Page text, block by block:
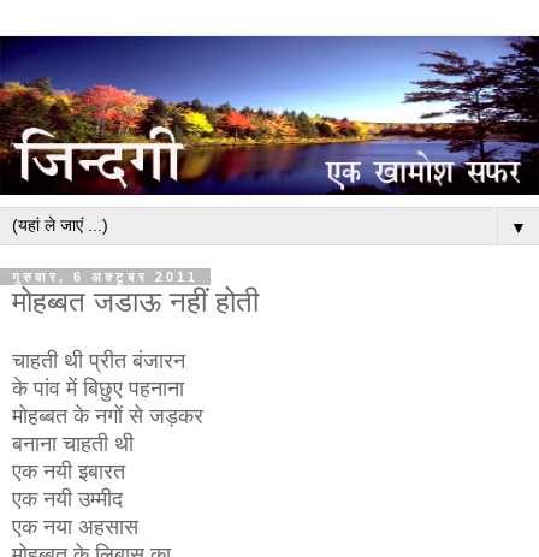
▼
गुरुवार, 6 अक्टूबर 2011
मोहब्बत जडाऊ नहीं होती
चाहती थी प्रीत बंजारन
के पांव में बिछुए पहनाना
मोहब्बत के नगों से जड़कर
बनाना चाहती थी
एक नयी इबारत
एक नयी उम्मीद
एक नया अहसास